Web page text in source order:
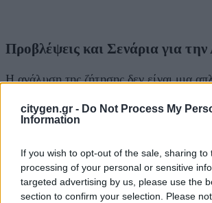
citygen.gr - Do Not Process My
Information
If you wish to opt-out of the sale, sharing to
processing of your personal or sensitive
targeted advertising by us, please use the
section to confirm your selection. Please
Προβλέψεις και Σενάρια για
Η ανάλυση της ζήτησης δεν είναι μια
Ελληνικού Δικτύου Διανομής
σχέδιο ανάπτυξης του δικτύου του για
αναλύουν την εξέλιξη της ζήτησης με
υποθέσεις:
Σενάριο 1: Υπολογίζει την